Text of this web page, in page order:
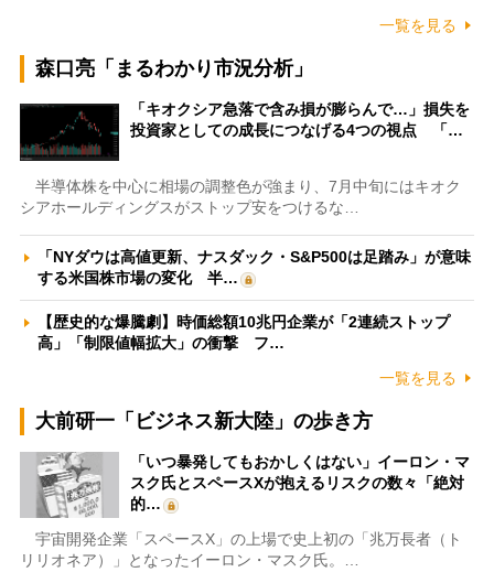
一覧を見る
森口亮「まるわかり市況分析」
「キオクシア急落で含み損が膨らんで…」損失を
投資家としての成長につなげる4つの視点 「…
半導体株を中心に相場の調整色が強まり、7月中旬にはキオク
シアホールディングスがストップ安をつけるな…
「NYダウは高値更新、ナスダック・S&P500は足踏み」が意味
する米国株市場の変化 半…
【歴史的な爆騰劇】時価総額10兆円企業が「2連続ストップ
高」「制限値幅拡大」の衝撃 フ…
一覧を見る
大前研一「ビジネス新大陸」の歩き方
「いつ暴発してもおかしくはない」イーロン・マ
スク氏とスペースXが抱えるリスクの数々「絶対
的…
宇宙開発企業「スペースX」の上場で史上初の「兆万長者（ト
リリオネア）」となったイーロン・マスク氏。…